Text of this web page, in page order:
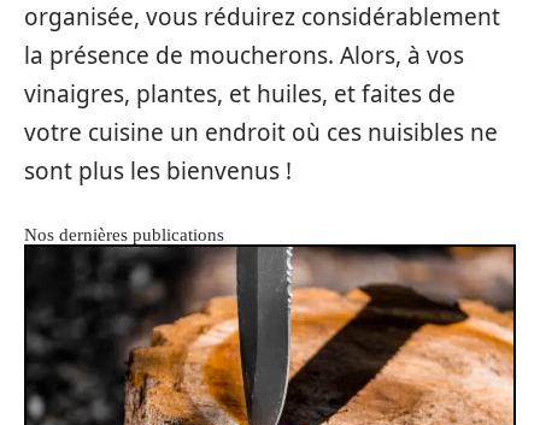
organisée, vous réduirez considérablement
la présence de moucherons. Alors, à vos
vinaigres, plantes, et huiles, et faites de
votre cuisine un endroit où ces nuisibles ne
sont plus les bienvenus !
Nos dernières publications